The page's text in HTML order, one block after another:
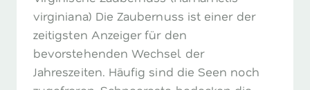
virginiana) Die Zaubernuss ist einer der
zeitigsten Anzeiger für den
bevorstehenden Wechsel der
Jahreszeiten. Häufig sind die Seen noch